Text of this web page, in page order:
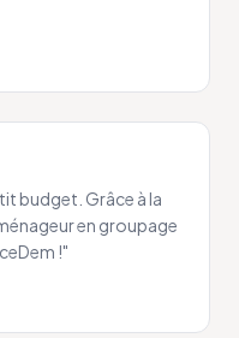
budget. Grâce à la
en groupage
!"